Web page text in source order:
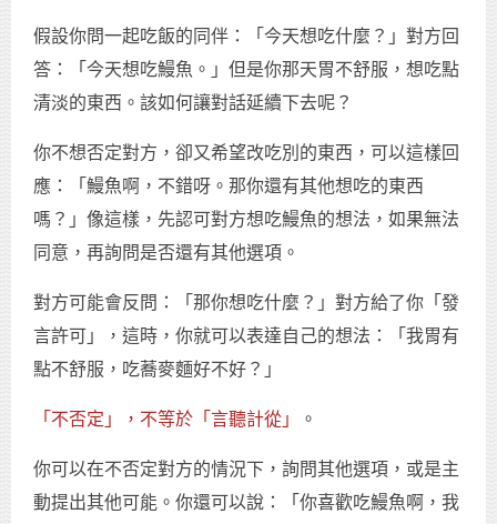
假設你問一起吃飯的同伴：「今天想吃什麼？」對方回
答：「今天想吃鰻魚。」但是你那天胃不舒服，想吃點
清淡的東西。該如何讓對話延續下去呢？
你不想否定對方，卻又希望改吃別的東西，可以這樣回
應：「鰻魚啊，不錯呀。那你還有其他想吃的東西
嗎？」像這樣，先認可對方想吃鰻魚的想法，如果無法
同意，再詢問是否還有其他選項。
對方可能會反問：「那你想吃什麼？」對方給了你「發
言許可」，這時，你就可以表達自己的想法：「我胃有
點不舒服，吃蕎麥麵好不好？」
「不否定」，不等於「言聽計從」 。
你可以在不否定對方的情況下，詢問其他選項，或是主
動提出其他可能。你還可以說：「你喜歡吃鰻魚啊，我